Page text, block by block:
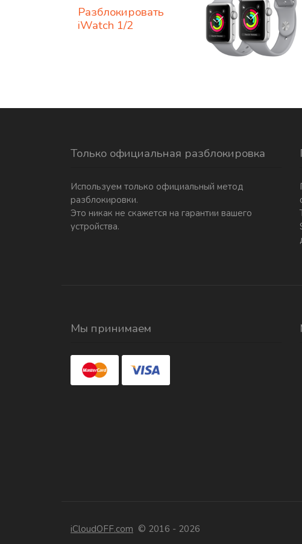
Разблокировать
iWatch 1/2
Только официальная разблокировка
Используем только официальный метод
разблокировки.
Это никак не скажется на гарантии вашего
устройства.
Мы принимаем
iCloudOFF.com © 2016 - 2026